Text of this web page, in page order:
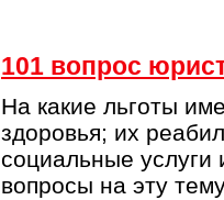
101 вопрос
На какие льготы
здоровья; их
социальные
вопросы на эту